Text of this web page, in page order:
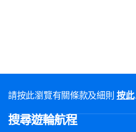
請按此瀏覽有關條款及細則按此.
搜尋遊輪航程